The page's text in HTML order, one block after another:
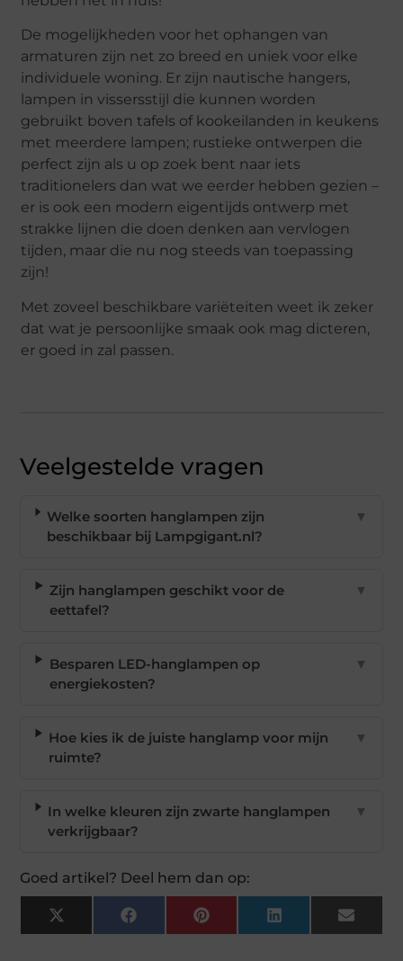
De mogelijkheden voor het ophangen van
armaturen zijn net zo breed en uniek voor elke
individuele woning. Er zijn nautische hangers,
lampen in vissersstijl die kunnen worden
gebruikt boven tafels of kookeilanden in keukens
met meerdere lampen; rustieke ontwerpen die
perfect zijn als u op zoek bent naar iets
traditionelers dan wat we eerder hebben gezien –
er is ook een modern eigentijds ontwerp met
strakke lijnen die doen denken aan vervlogen
tijden, maar die nu nog steeds van toepassing
zijn!
Met zoveel beschikbare variëteiten weet ik zeker
dat wat je persoonlijke smaak ook mag dicteren,
er goed in zal passen.
Veelgestelde vragen
Welke soorten hanglampen zijn
beschikbaar bij Lampgigant.nl?
▼
Zijn hanglampen geschikt voor de
eettafel?
▼
Besparen LED-hanglampen op
energiekosten?
▼
Hoe kies ik de juiste hanglamp voor mijn
ruimte?
▼
In welke kleuren zijn zwarte hanglampen
verkrijgbaar?
▼
Goed artikel? Deel hem dan op:
X
(Twitter)
FacebookPinterest LinkedIn Email